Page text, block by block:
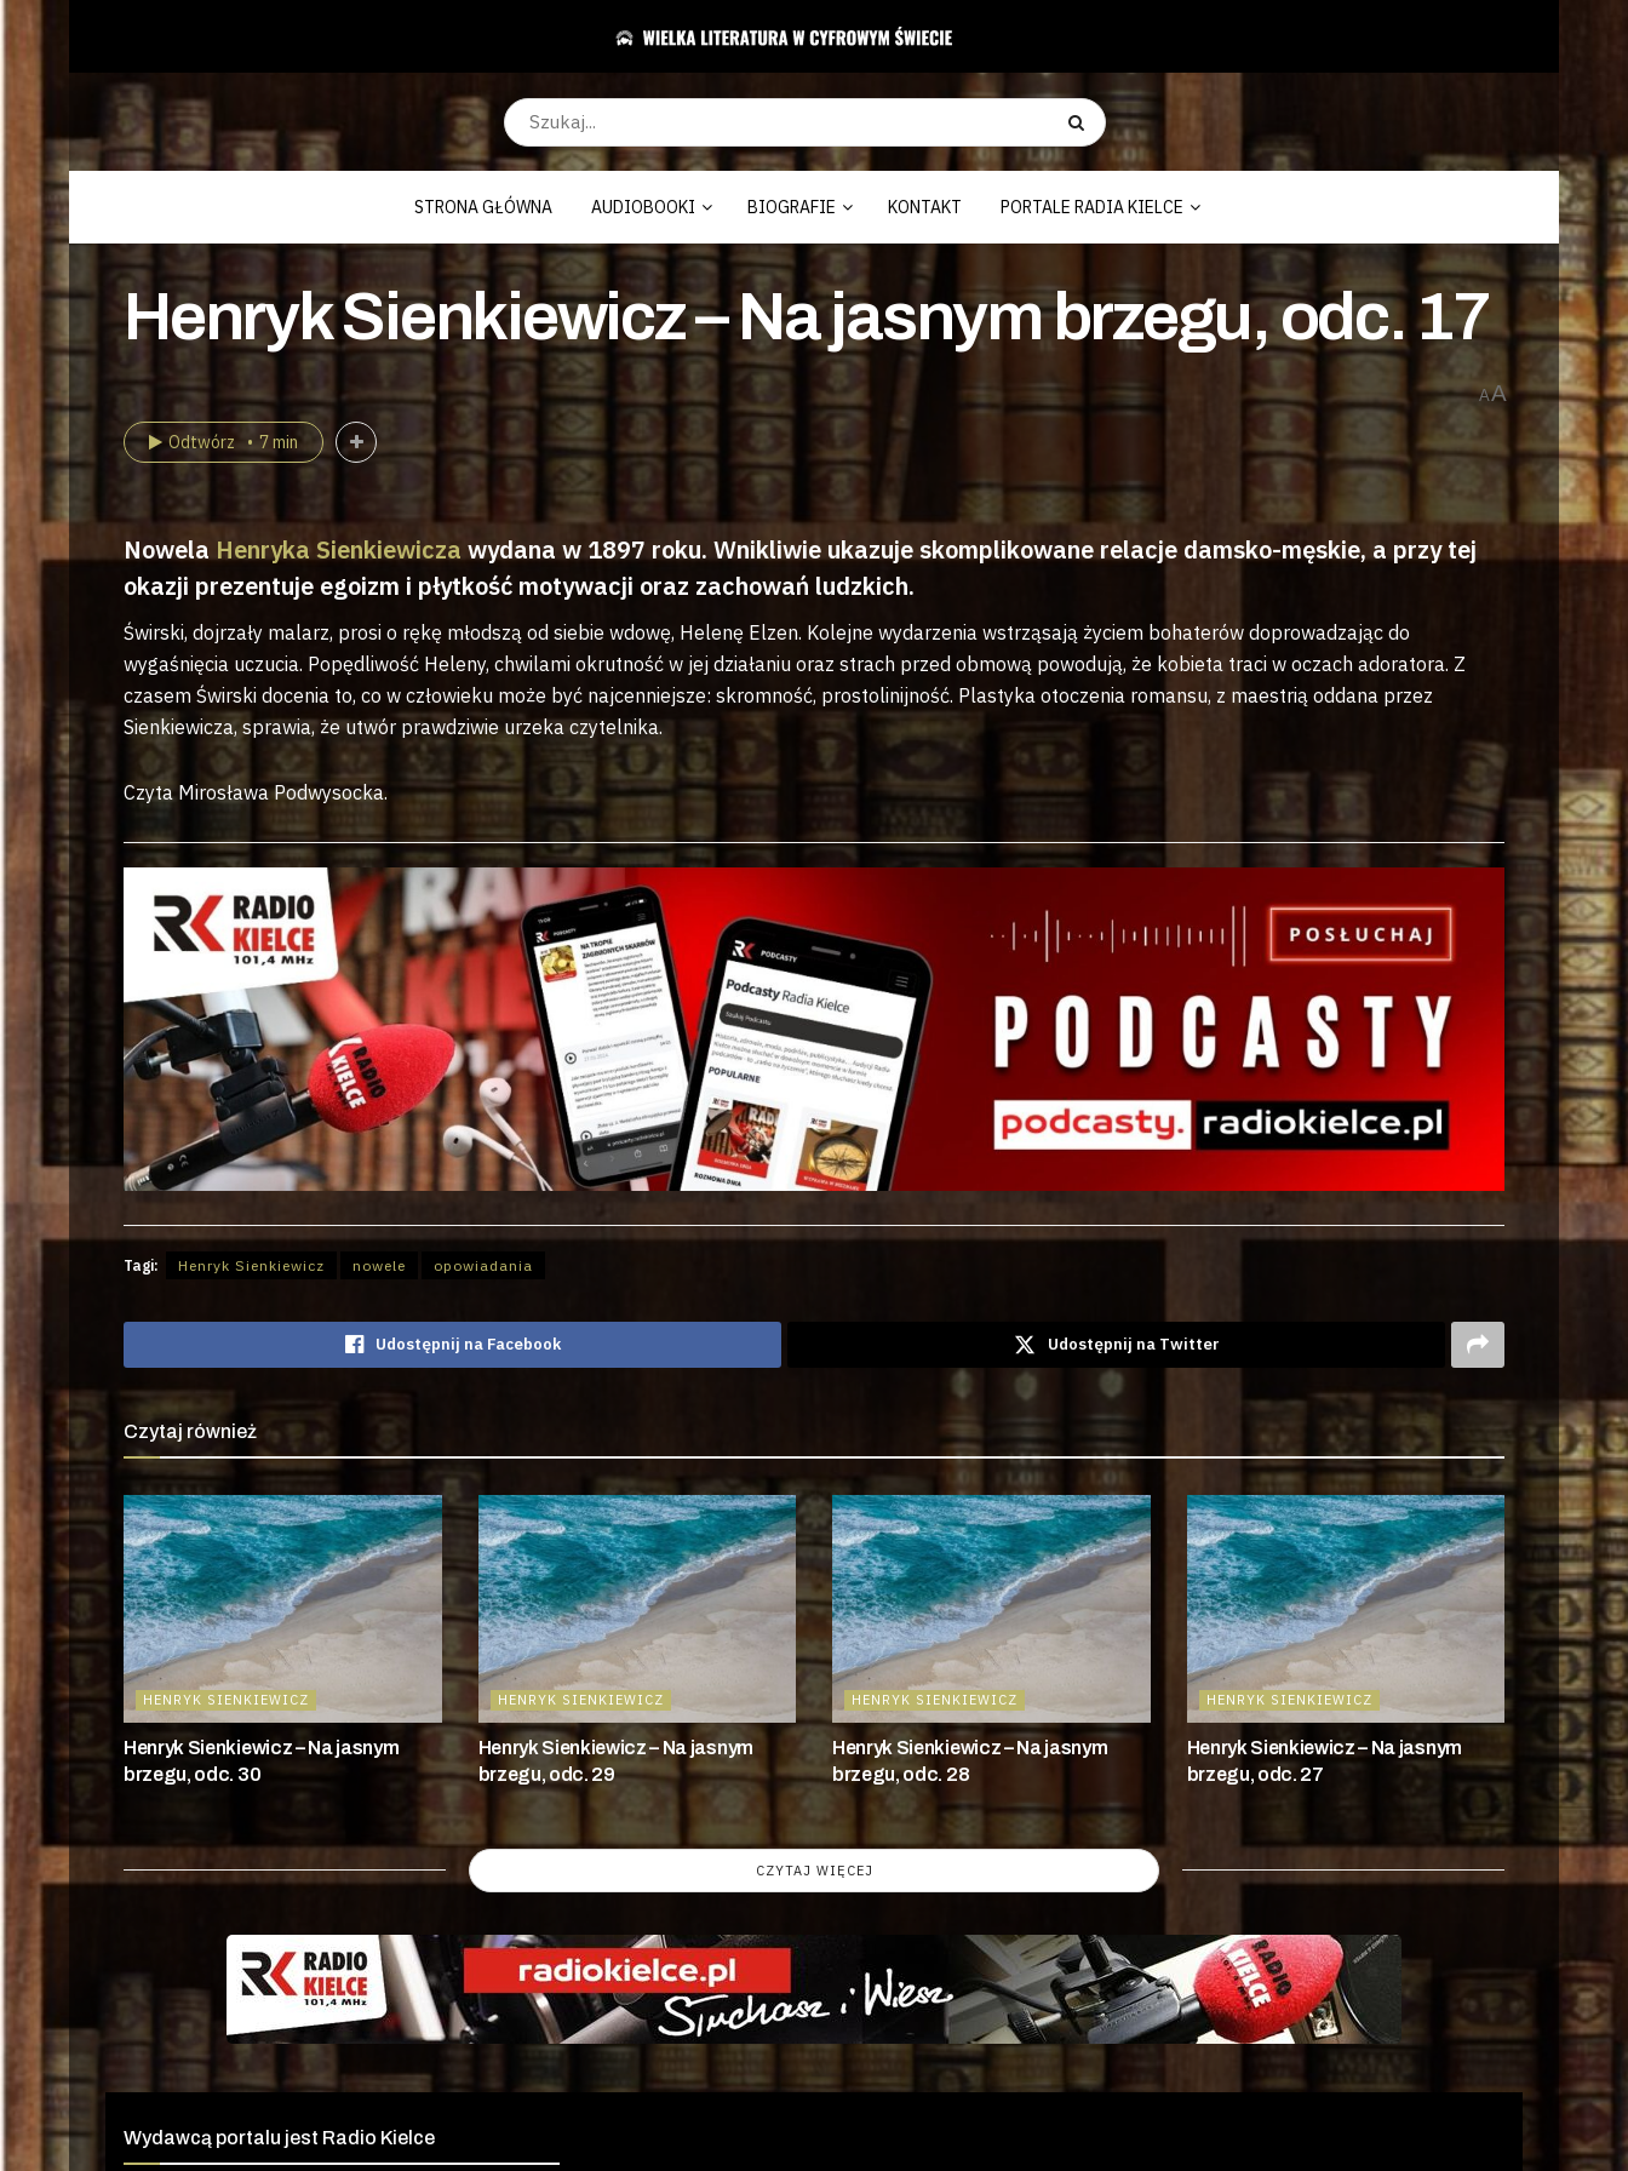
STRONA GŁÓWNA AUDIOBOOKI BIOGRAFIE KONTAKT PORTALE RADIA KIELCE
Henryk Sienkiewicz – Na jasnym brzegu, odc. 17
AA
Odtwórz 7 min
Nowela Henryka Sienkiewicza wydana w 1897 roku. Wnikliwie ukazuje skomplikowane relacje damsko-męskie, a przy tej
okazji prezentuje egoizm i płytkość motywacji oraz zachowań ludzkich.
Świrski, dojrzały malarz, prosi o rękę młodszą od siebie wdowę, Helenę Elzen. Kolejne wydarzenia wstrząsają życiem bohaterów doprowadzając do
wygaśnięcia uczucia. Popędliwość Heleny, chwilami okrutność w jej działaniu oraz strach przed obmową powodują, że kobieta traci w oczach adoratora. Z
czasem Świrski docenia to, co w człowieku może być najcenniejsze: skromność, prostolinijność. Plastyka otoczenia romansu, z maestrią oddana przez
Sienkiewicza, sprawia, że utwór prawdziwie urzeka czytelnika.
Czyta Mirosława Podwysocka.
Tagi: Henryk Sienkiewicz nowele opowiadania
Udostępnij na Facebook Udostępnij na Twitter
Czytaj również
HENRYK SIENKIEWICZ
Henryk Sienkiewicz – Na jasnym
brzegu, odc. 30
HENRYK SIENKIEWICZ
Henryk Sienkiewicz – Na jasnym
brzegu, odc. 29
HENRYK SIENKIEWICZ
Henryk Sienkiewicz – Na jasnym
brzegu, odc. 28
HENRYK SIENKIEWICZ
Henryk Sienkiewicz – Na jasnym
brzegu, odc. 27
CZYTAJ WIĘCEJ
Wydawcą portalu jest Radio Kielce